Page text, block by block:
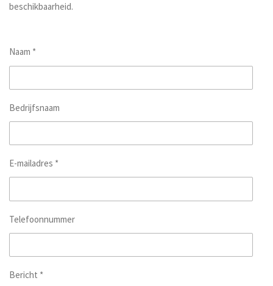
beschikbaarheid.
Naam *
Bedrijfsnaam
E-mailadres *
Telefoonnummer
Bericht *